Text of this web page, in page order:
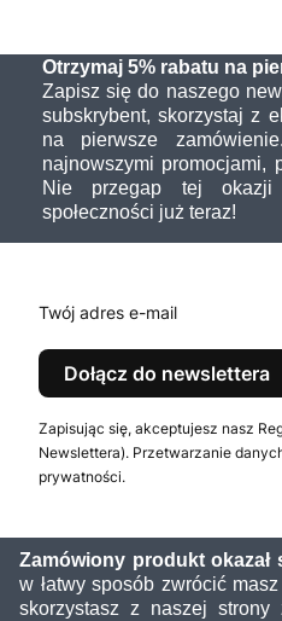
Otrzymaj 5% rabatu na
Zapisz się do naszego
subskrybent, skorzystaj z
na pierwsze
najnowszymi promocjami,
Nie przegap tej
społeczności już teraz!
Twój adres e-mail
Dołącz do newslettera
Zapisując się, akceptujesz nasz
Newslettera). Przetwarzanie
prywatności.
Zamówiony produkt okazał
w łatwy sposób zwrócić
skorzystasz z naszej